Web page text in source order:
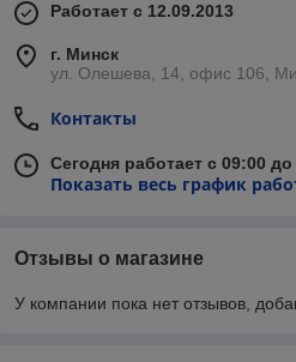
Работает с 12.09.2013
г. Минск
ул. Олешева, 14, офис 106,
Контакты
Сегодня работает с 09:00 до
Показать весь график
Отзывы о магазине
У компании пока нет отзывов,